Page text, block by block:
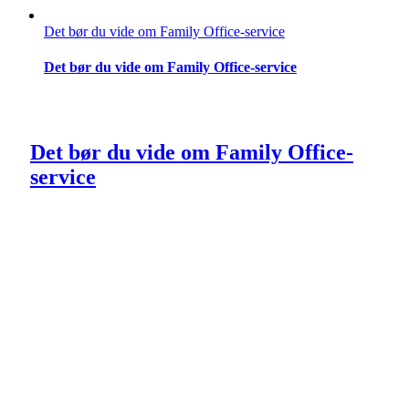
Det bør du vide om Family Office-service
Det bør du vide om Family Office-service
Det bør du vide om Family Office-
service